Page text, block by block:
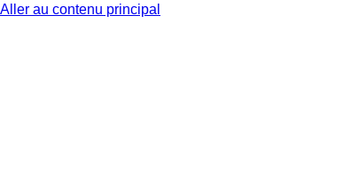
Aller au contenu principal